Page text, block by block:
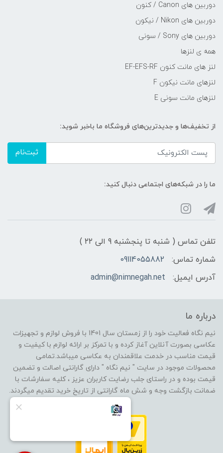
دوربین های Canon / کنون
دوربین های Nikon / نیکون
دوربین های Sony / سونی
همه ی لنزها
لنز های مانت کنون EF-EFS-RF
لنزهای مانت نیکون F
لنزهای مانت سونی E
از تخفیف‌ها و جدیدترین‌های فروشگاه ما باخبر شوید:
ثبت‌نام
ما را در شبکه‌های اجتماعی دنبال کنید:
تلفن تماس ( شنبه تا پنجشنبه 9 الی ۲۲ )
شماره تماس:
09114055882
آدرس ایمیل:
admin@nimnegah.net
درباره ما
نیم نگاه فعالیت خود را از زمستان سال 1401 با فروش لوازم و تجهیزات
عکاسی بصورت آنلاین آغاز کرده و با تمرکز بر ارائه لوازم با کیفیت و
قیمت مناسب در خدمت علاقمندان به عکاسی میباشد.تمامی
محصولات موجود در سایت " نیم نگاه " دارای گارانتی اصالت و تضمین
قیمت بوده و در راستای جلب رضایت کاربران عزیز ، کلیه سفارشات با
ضمانت بازگشت وجه و شش ماه گارانتی از تاریخ خرید تقدیم میگردند.